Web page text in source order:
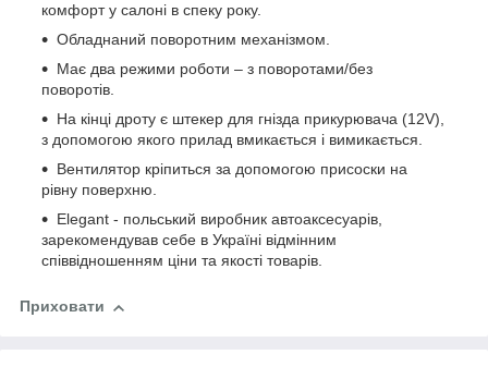
комфорт у салоні в спеку року.
Обладнаний поворотним механізмом.
Має два режими роботи – з поворотами/без
поворотів.
На кінці дроту є штекер для гнізда прикурювача (12V),
з допомогою якого прилад вмикається і вимикається.
Вентилятор кріпиться за допомогою присоски на
рівну поверхню.
Elegant - польський виробник автоаксесуарів,
зарекомендував себе в Україні відмінним
співвідношенням ціни та якості товарів.
Приховати